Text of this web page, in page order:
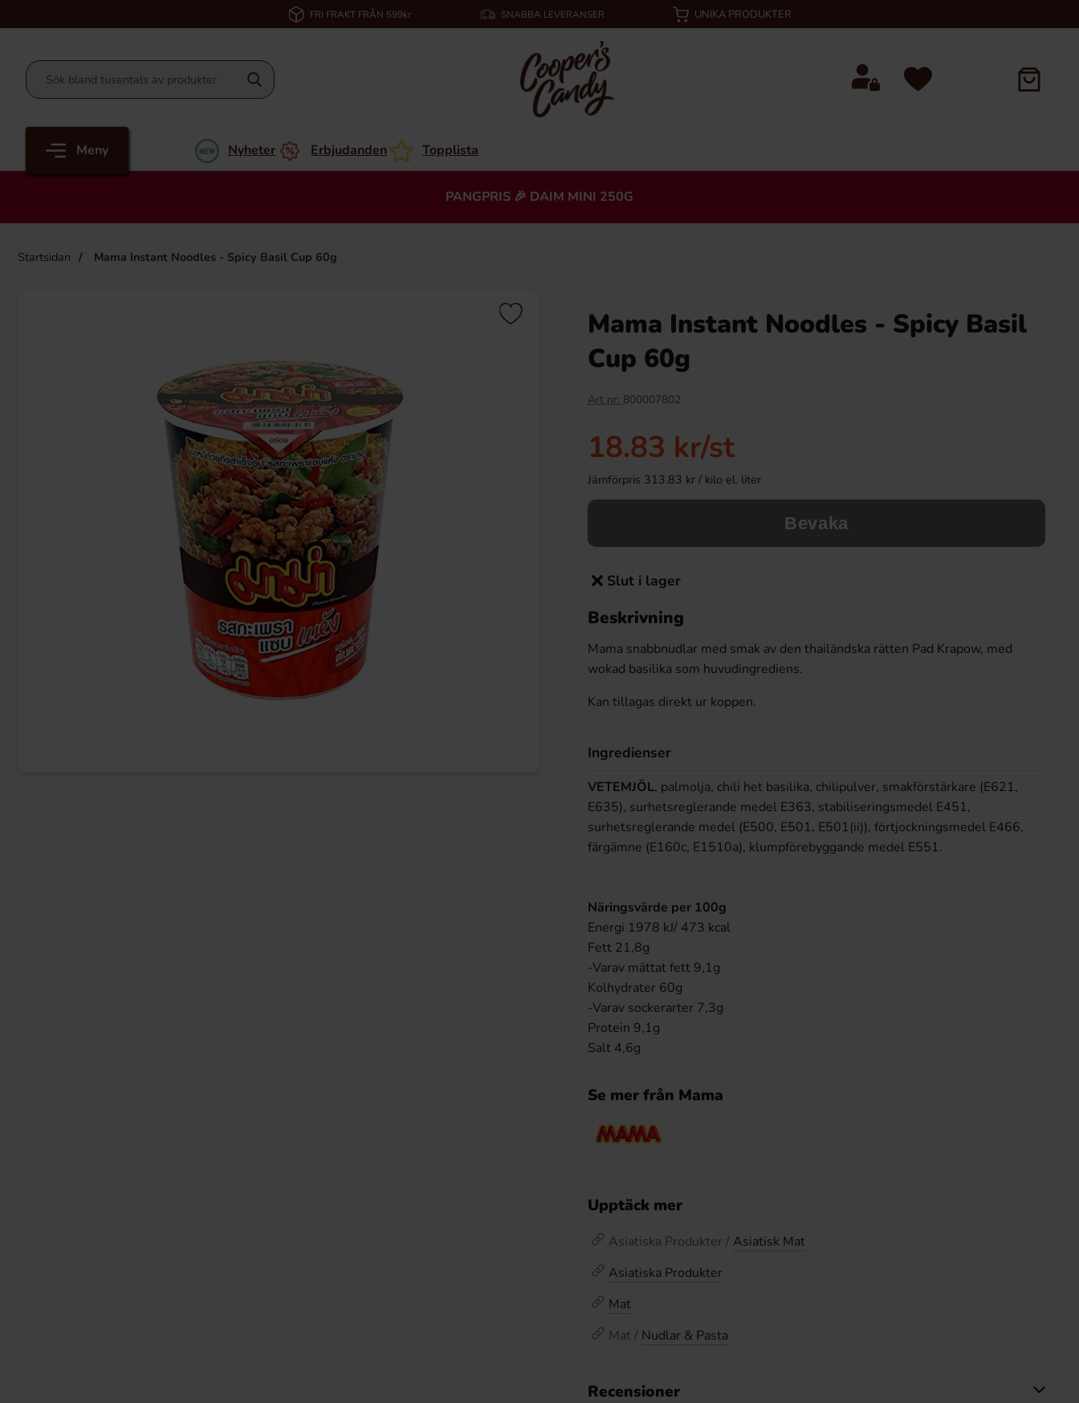
FRI FRAKT FRÅN 599kr SNABBA LEVERANSER UNIKA PRODUKTER
Meny Nyheter Erbjudanden Topplista
PANGPRIS 🎉 DAIM MINI 250G
Startsidan Mama Instant Noodles - Spicy Basil Cup 60g
Mama Instant Noodles - Spicy Basil
Cup 60g
Art nr: 800007802
18.83 kr/st
Jämförpris 313.83 kr / kilo el. liter
Bevaka
Slut i lager
Beskrivning
Mama snabbnudlar med smak av den thailändska rätten Pad Krapow, med
wokad basilika som huvudingrediens.
Kan tillagas direkt ur koppen.
Ingredienser
VETEMJÖL, palmolja, chili het basilika, chilipulver, smakförstärkare (E621,
E635), surhetsreglerande medel E363, stabiliseringsmedel E451,
surhetsreglerande medel (E500, E501, E501(ii)), förtjockningsmedel E466,
färgämne (E160c, E1510a), klumpförebyggande medel E551.
Näringsvärde per 100g
Energi 1978 kJ/ 473 kcal
Fett 21,8g
-Varav mättat fett 9,1g
Kolhydrater 60g
-Varav sockerarter 7,3g
Protein 9,1g
Salt 4,6g
Se mer från Mama
Upptäck mer
Asiatiska Produkter / Asiatisk Mat
Asiatiska Produkter
Mat
Mat / Nudlar & Pasta
Recensioner